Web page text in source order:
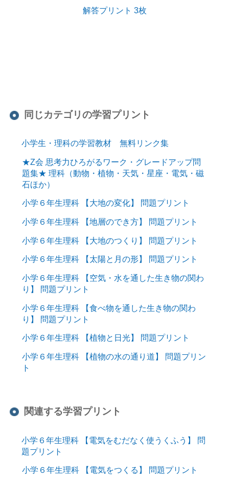
解答プリント 3枚
同じカテゴリの学習プリント
小学生・理科の学習教材 無料リンク集
★Z会 思考力ひろがるワーク・グレードアップ問
題集★ 理科（動物・植物・天気・星座・電気・磁
石ほか）
小学６年生理科 【大地の変化】 問題プリント
小学６年生理科 【地層のでき方】 問題プリント
小学６年生理科 【大地のつくり】 問題プリント
小学６年生理科 【太陽と月の形】 問題プリント
小学６年生理科 【空気・水を通した生き物の関わ
り】 問題プリント
小学６年生理科 【食べ物を通した生き物の関わ
り】 問題プリント
小学６年生理科 【植物と日光】 問題プリント
小学６年生理科 【植物の水の通り道】 問題プリン
ト
関連する学習プリント
小学６年生理科 【電気をむだなく使うくふう】 問
題プリント
小学６年生理科 【電気をつくる】 問題プリント